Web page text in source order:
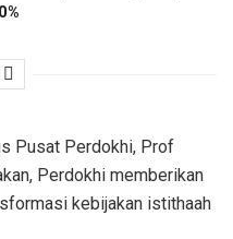
Pusat Perdokhi, Prof
Perdokhi memberikan
kebijakan istithaah